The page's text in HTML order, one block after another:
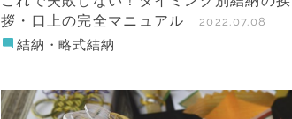
拶・口上の完全マニュアル
2022.07.08
結納・略式結納